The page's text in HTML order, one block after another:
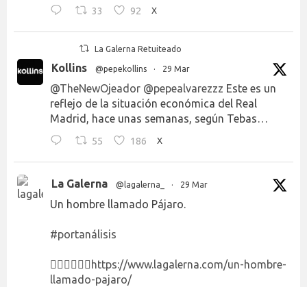
33 92 X
La Galerna Retuiteado
Kollins @pepekollins · 29 Mar
@TheNewOjeador @pepealvarezzz Este es un
reflejo de la situación económica del Real
Madrid, hace unas semanas, según Tebas…
55 186 X
La Galerna @lagalerna_ · 29 Mar
Un hombre llamado Pájaro.
#portanálisis
👉🏻👉🏻👉🏻 https://www.lagalerna.com/un-hombre-
llamado-pajaro/